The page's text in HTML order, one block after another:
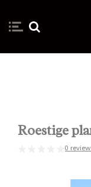
Roestige
0